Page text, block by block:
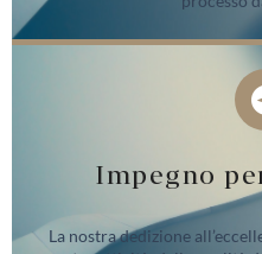
Impegno
La nostra dedizione